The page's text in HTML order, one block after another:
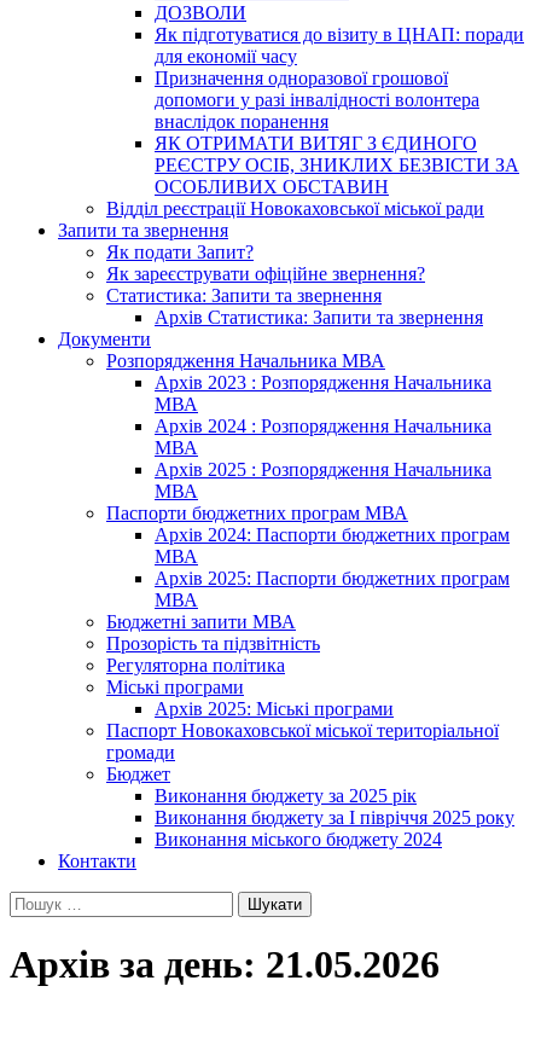
ДОЗВОЛИ
Як підготуватися до візиту в ЦНАП: поради
для економії часу
Призначення одноразової грошової
допомоги у разі інвалідності волонтера
внаслідок поранення
ЯК ОТРИМАТИ ВИТЯГ З ЄДИНОГО
РЕЄСТРУ ОСІБ, ЗНИКЛИХ БЕЗВІСТИ ЗА
ОСОБЛИВИХ ОБСТАВИН
Відділ реєстрації Новокаховської міської ради
Запити та звернення
Як подати Запит?
Як зареєструвати офіційне звернення?
Статистика: Запити та звернення
Архів Статистика: Запити та звернення
Документи
Розпорядження Начальника МВА
Архів 2023 : Розпорядження Начальника
МВА
Архів 2024 : Розпорядження Начальника
МВА
Архів 2025 : Розпорядження Начальника
МВА
Паспорти бюджетних програм МВА
Архів 2024: Паспорти бюджетних програм
МВА
Архів 2025: Паспорти бюджетних програм
МВА
Бюджетні запити МВА
Прозорість та підзвітність
Регуляторна політика
Міські програми
Архів 2025: Міські програми
Паспорт Новокаховської міської територіальної
громади
Бюджет
Виконання бюджету за 2025 рік
Виконання бюджету за І півріччя 2025 року
Виконання міського бюджету 2024
Контакти
Пошук:
Архів за день: 21.05.2026